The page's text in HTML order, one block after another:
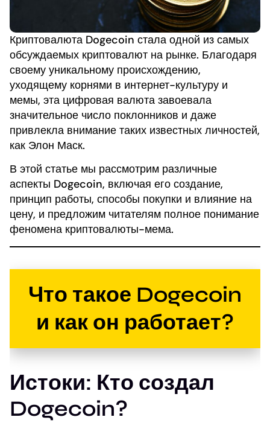
Криптовалюта Dogecoin стала одной из самых
обсуждаемых криптовалют на рынке. Благодаря
своему уникальному происхождению,
уходящему корнями в интернет-культуру и
мемы, эта цифровая валюта завоевала
значительное число поклонников и даже
привлекла внимание таких известных личностей,
как Элон Маск.
В этой статье мы рассмотрим различные
аспекты Dogecoin, включая его создание,
принцип работы, способы покупки и влияние на
цену, и предложим читателям полное понимание
феномена криптовалюты-мема.
Что такое Dogecoin
и как он работает?
Истоки: Кто создал
Dogecoin?